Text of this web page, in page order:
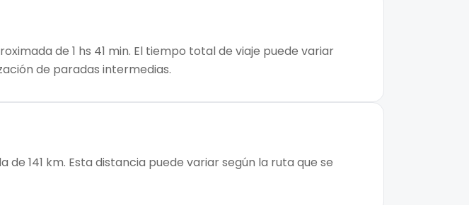
de 1 hs 41 min. El tiempo total de viaje puede variar
de paradas intermedias.
141 km. Esta distancia puede variar según la ruta que se